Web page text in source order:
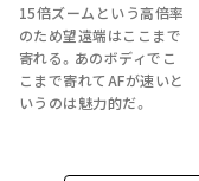
15倍ズームという高倍率
のため望遠端はここまで
寄れる。あのボディでこ
こまで寄れてAFが速いと
いうのは魅力的だ。